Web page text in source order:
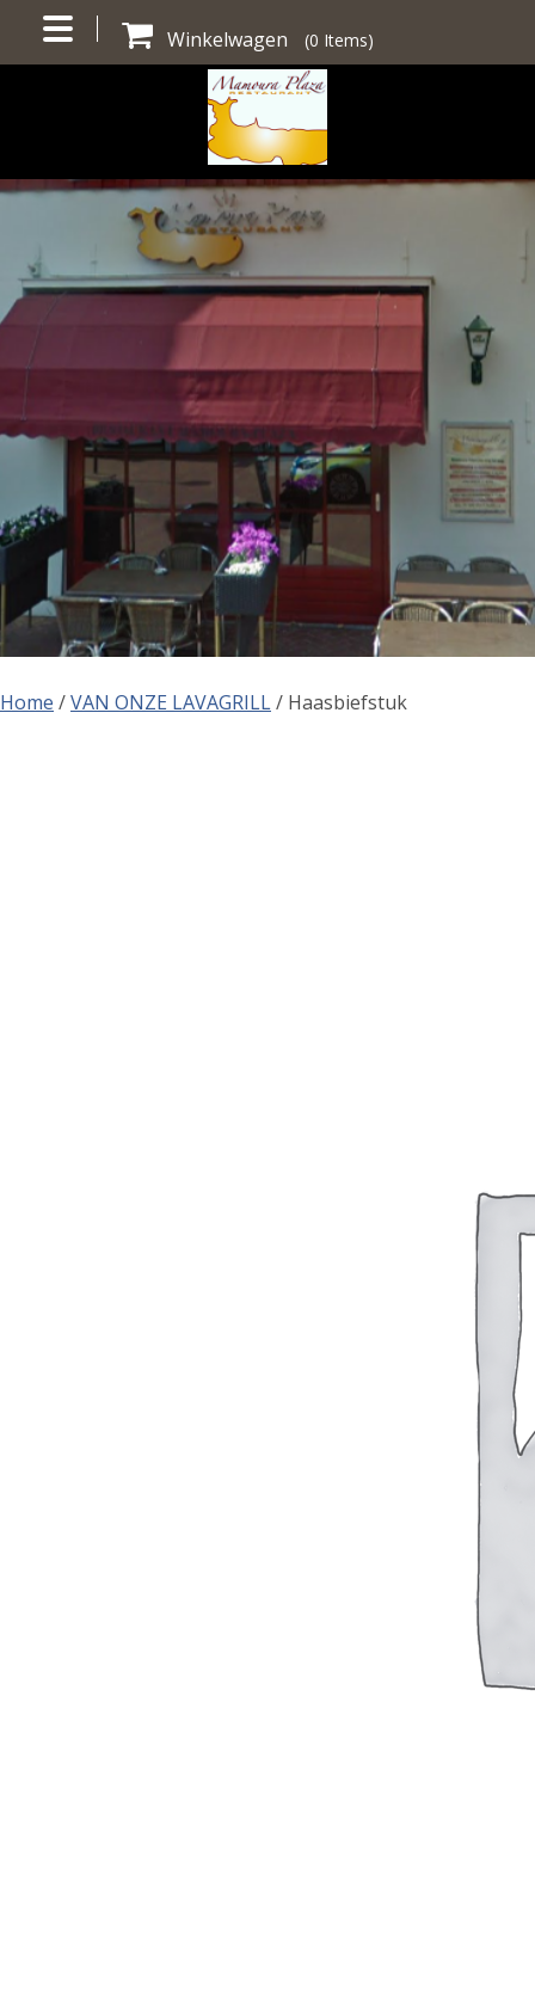
Winkelwagen (0 Items)
Home /VAN ONZE LAVAGRILL/ Haasbiefstuk